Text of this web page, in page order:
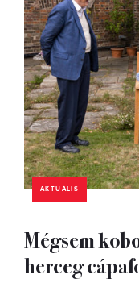
AKTUÁLIS
Mégsem
herceg